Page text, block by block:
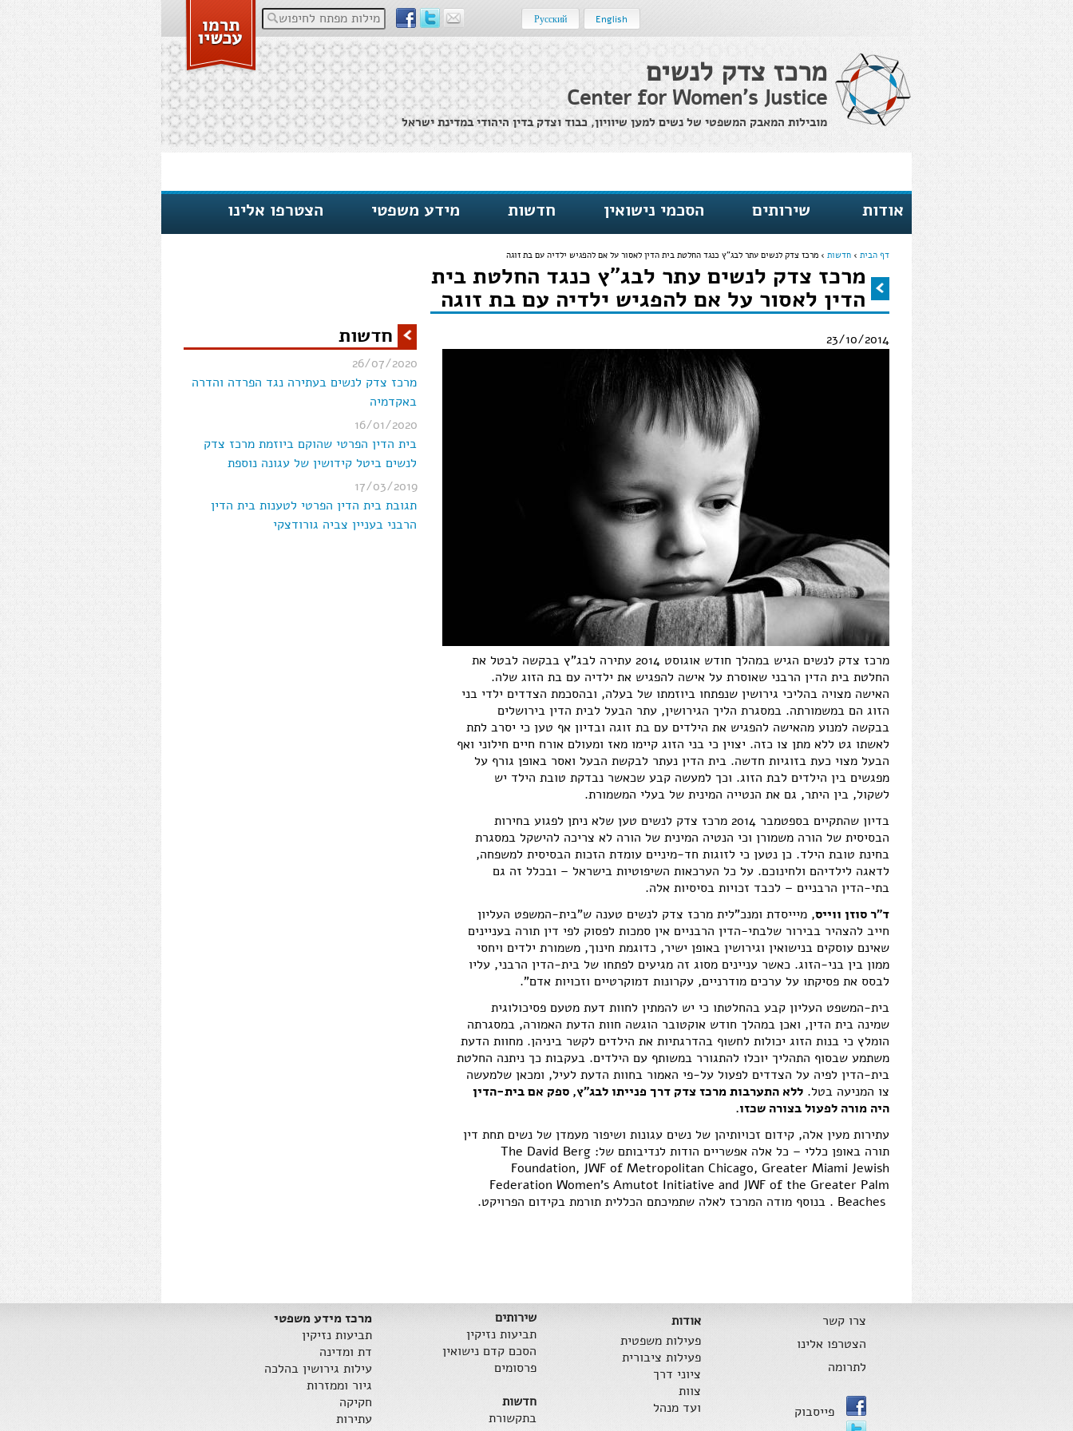
מילות מפתח לחיפוש English
Русский
מרכז צדק לנשים
Center for Women's Justice
מובילות המאבק המשפטי של נשים למען שיוויון, כבוד וצדק בדין היהודי במדינת ישראל
אודות שירותים הסכמי נישואין חדשות מידע משפטי הצטרפו אלינו
הינך נמצא כאן
דף הבית ›חדשות ›מרכז צדק לנשים עתר לבג"ץ כנגד החלטת בית הדין לאסור על אם להפגיש ילדיה עם בת זוגה
מרכז צדק לנשים עתר לבג"ץ כנגד החלטת בית
הדין לאסור על אם להפגיש ילדיה עם בת זוגה
23/10/2014
מרכז צדק לנשים הגיש במהלך חודש אוגוסט 2014 עתירה לבג"ץ בבקשה לבטל את
החלטת בית הדין הרבני שאוסרת על אישה להפגיש את ילדיה עם בת הזוג שלה.
האישה מצויה בהליכי גירושין שנפתחו ביוזמתו של בעלה, ובהסכמת הצדדים ילדי בני
הזוג הם במשמורתה. במסגרת הליך הגירושין, עתר הבעל לבית הדין בירושלים
בבקשה למנוע מהאישה להפגיש את הילדים עם בת זוגה ובדיון אף טען כי יסרב לתת
לאשתו גט ללא מתן צו כזה. יצוין כי בני הזוג קיימו מאז ומעולם אורח חיים חילוני ואף
הבעל מצוי כעת בזוגיות חדשה. בית הדין נעתר לבקשת הבעל ואסר באופן גורף על
מפגשים בין הילדים לבת הזוג. וכך למעשה קבע שכאשר נבדקת טובת הילד יש
לשקול, בין היתר, גם את הנטייה המינית של בעלי המשמורת.
בדיון שהתקיים בספטמבר 2014 מרכז צדק לנשים טען שלא ניתן לפגוע בחירות
הבסיסית של הורה משמורן וכי הנטיה המינית של הורה לא צריכה להישקל במסגרת
בחינת טובת הילד. כן נטען כי לזוגות חד-מיניים עומדת הזכות הבסיסית למשפחה,
לדאגה לילדיהם ולחינוכם. על כל הערכאות השיפוטיות בישראל – ובכלל זה גם
בתי-הדין הרבניים – לכבד זכויות בסיסיות אלה.
ד"ר סוזן ווייס, מיייסדת ומנכ"לית מרכז צדק לנשים טענה ש"בית-המשפט העליון
חייב להצהיר בבירור שלבתי-הדין הרבניים אין סמכות לפסוק לפי דין תורה בעניינים
שאינם עוסקים בנישואין וגירושין באופן ישיר, כדוגמת חינוך, משמורת ילדים ויחסי
ממון בין בני-הזוג. כאשר עניינים מסוג זה מגיעים לפתחו של בית-הדין הרבני, עליו
לבסס את פסיקתו על ערכים מודרניים, עקרונות דמוקרטיים וזכויות אדם".
בית-המשפט העליון קבע בהחלטתו כי יש להמתין לחוות דעת מטעם פסיכולוגית
שמינה בית הדין, ואכן במהלך חודש אוקטובר הוגשה חוות הדעת האמורה, במסגרתה
הומלץ כי בנות הזוג יכולות לחשוף בהדרגתיות את הילדים לקשר ביניהן. מחוות הדעת
משתמע שבסוף התהליך יוכלו להתגורר במשותף עם הילדים. בעקבות כך ניתנה החלטת
בית-הדין לפיה על הצדדים לפעול על-פי האמור בחוות הדעת לעיל, ומכאן שלמעשה
צו המניעה בטל.ללא התערבות מרכז צדק דרך פנייתו לבג"ץ, ספק אם בית-הדין
היה מורה לפעול בצורה שכזו.
עתירות מעין אלה, קידום זכויותיהן של נשים עגונות ושיפור מעמדן של נשים תחת דין
תורה באופן כללי – כל אלה אפשריים הודות לנדיבותם של:The David Berg
Foundation, JWF of Metropolitan Chicago, Greater Miami Jewish
Federation Women’s Amutot Initiative and JWF of the Greater Palm
Beaches . בנוסף מודה המרכז לאלה שתמיכתם הכללית תורמת בקידום הפרויקט.
חדשות
26/07/2020
מרכז צדק לנשים בעתירה נגד הפרדה והדרה
באקדמיה
16/01/2020
בית הדין הפרטי שהוקם ביוזמת מרכז צדק
לנשים ביטל קידושין של עגונה נוספת
17/03/2019
תגובת בית הדין הפרטי לטענות בית הדין
הרבני בעניין צביה גורודצקי
צרו קשר
הצטרפו אלינו
לתרומה
פייסבוק
אודות
פעילות משפטית
פעילות ציבורית
ציוני דרך
צוות
ועד מנהל
שירותים
תביעות נזיקין
הסכם קדם נישואין
פרסומים
חדשות
בתקשורת
מרכז מידע משפטי
תביעות נזיקין
דת ומדינה
עילות גירושין בהלכה
גיור וממזרות
חקיקה
עתירות